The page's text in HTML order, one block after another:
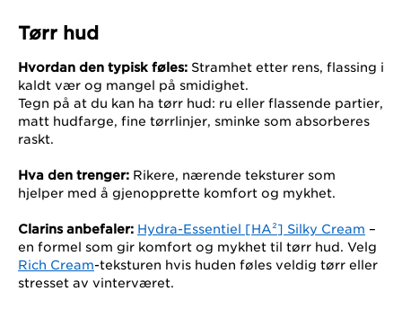
Tørr hud
Hvordan den typisk føles: Stramhet etter rens, flassing i
kaldt vær og mangel på smidighet.
Tegn på at du kan ha tørr hud: ru eller flassende partier,
matt hudfarge, fine tørrlinjer, sminke som absorberes
raskt.
Hva den trenger: Rikere, nærende teksturer som
hjelper med å gjenopprette komfort og mykhet.
Clarins anbefaler: Hydra-Essentiel [HA²] Silky Cream –
en formel som gir komfort og mykhet til tørr hud. Velg
Rich Cream-teksturen hvis huden føles veldig tørr eller
stresset av vinterværet.